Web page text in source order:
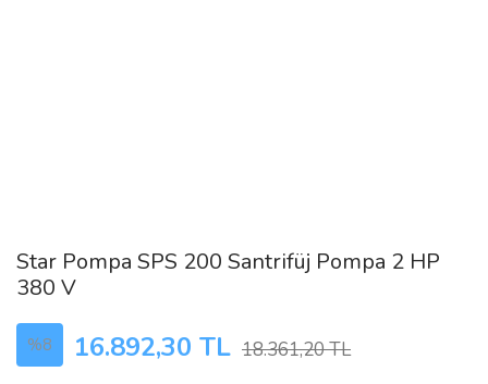
Star Pompa SPS 200 Santrifüj Pompa 2 HP
380 V
%8 16.892,30 TL 18.361,20 TL